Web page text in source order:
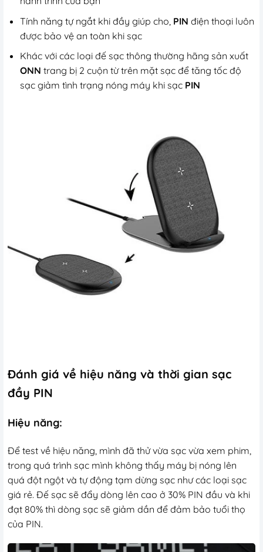
Tính năng tự ngắt khi đầy giúp cho, PIN điện thoại luôn
được bảo vệ an toàn khi sạc
Khác với các loại đế sạc thông thường hãng sản xuất
ONN trang bị 2 cuộn từ trên mặt sạc để tăng tốc độ
sạc giảm tình trạng nóng máy khi sạc PIN
Đánh giá về hiệu năng và thời gian sạc
đầy PIN
Hiệu năng:
Để test về hiệu năng, mình đã thử vừa sạc vừa xem phim,
trong quá trình sạc mình không thấy máy bị nóng lên
quá đột ngột và tự động tạm dừng sạc như các loại sạc
giá rẻ. Đế sạc sẽ đẩy dòng lên cao ở 30% PIN đầu và khi
đạt 80% thì dòng sạc sẽ giảm dần để đảm bảo tuổi thọ
của PIN.